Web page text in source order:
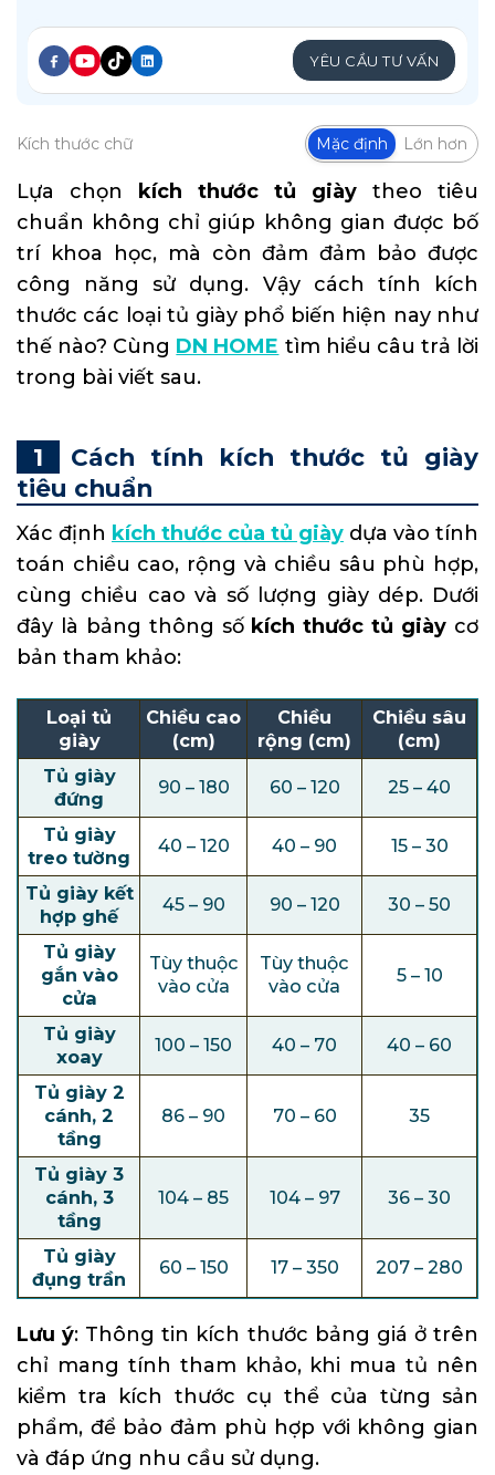
YÊU CẦU TƯ VẤN
Kích thước chữ Mặc định Lớn hơn
Lựa chọn kích thước tủ giày theo tiêu
chuẩn không chỉ giúp không gian được bố
trí khoa học, mà còn đảm đảm bảo được
công năng sử dụng. Vậy cách tính kích
thước các loại tủ giày phổ biến hiện nay như
thế nào? Cùng DN HOME tìm hiểu câu trả lời
trong bài viết sau.
Cách tính kích thước tủ giày
tiêu chuẩn
Xác định kích thước của tủ giày dựa vào tính
toán chiều cao, rộng và chiều sâu phù hợp,
cùng chiều cao và số lượng giày dép. Dưới
đây là bảng thông số kích thước tủ giày cơ
bản tham khảo:
Loại tủ
giày
Chiều cao
(cm)
Chiều
rộng (cm)
Chiều sâu
(cm)
Tủ giày
đứng
90 – 180 60 – 120 25 – 40
Tủ giày
treo tường
40 – 120 40 – 90 15 – 30
Tủ giày kết
hợp ghế
45 – 90 90 – 120 30 – 50
Tủ giày
gắn vào
cửa
Tùy thuộc
vào cửa
Tùy thuộc
vào cửa
5 – 10
Tủ giày
xoay
100 – 150 40 – 70 40 – 60
Tủ giày 2
cánh, 2
tầng
86 – 90 70 – 60 35
Tủ giày 3
cánh, 3
tầng
104 – 85 104 – 97 36 – 30
Tủ giày
đụng trần
60 – 150 17 – 350 207 – 280
Lưu ý: Thông tin kích thước bảng giá ở trên
chỉ mang tính tham khảo, khi mua tủ nên
kiểm tra kích thước cụ thể của từng sản
phẩm, để bảo đảm phù hợp với không gian
và đáp ứng nhu cầu sử dụng.